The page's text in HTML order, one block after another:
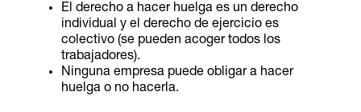
El derecho a hacer huelga es un derecho
individual y el derecho de ejercicio es
colectivo (se pueden acoger todos los
trabajadores).
Ninguna empresa puede obligar a hacer
huelga o no hacerla.